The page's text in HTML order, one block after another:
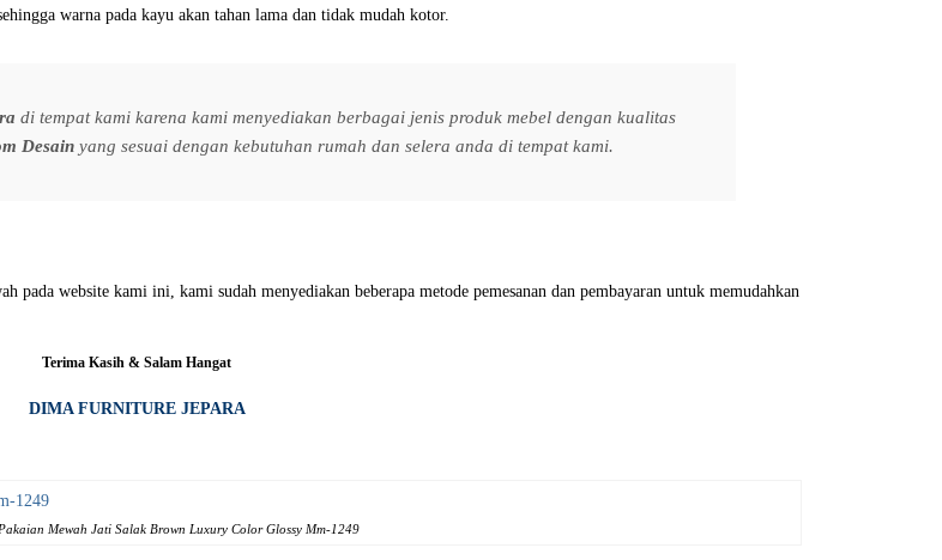
warna pada kayu akan tahan lama dan tidak mudah kotor.
di tempat kami karena kami menyediakan berbagai jenis produk mebel dengan kualitas
Desainyang sesuai dengan kebutuhan rumah dan selera anda di tempat kami.
pada website kami ini, kami sudah menyediakan beberapa metode pemesanan dan pembayaran untuk memudahkan
Terima Kasih & Salam Hangat
DIMA FURNITURE JEPARA
Mewah Jati Salak Brown Luxury Color Glossy Mm-1249